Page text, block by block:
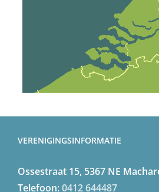
VERENIGINGSINFORMATIE
Ossestraat 15, 5367 NE
Telefoon:0412 644487